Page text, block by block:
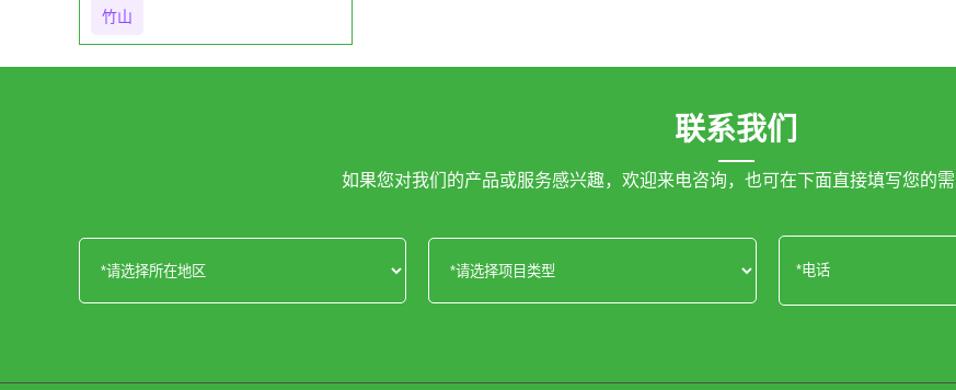
竹山
联系我们
如果您对我们的产品或服务感兴趣，欢迎来电咨询，也可在下面直接填写您的需